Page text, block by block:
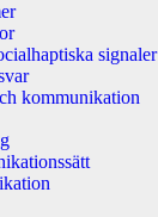
signaler
kommunikation